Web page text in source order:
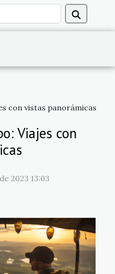
con vistas panorámicas
Viajes con
2023 13:03